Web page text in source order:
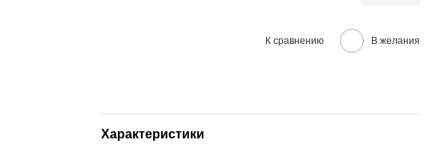
К сравнению В желания
Характеристики